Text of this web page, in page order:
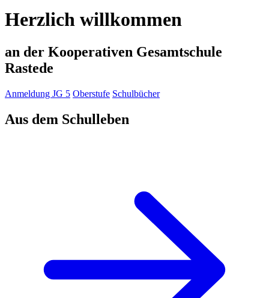
Herzlich willkommen
an der Kooperativen Gesamtschule
Rastede
Anmeldung JG 5 Oberstufe Schulbücher
Aus dem Schulleben